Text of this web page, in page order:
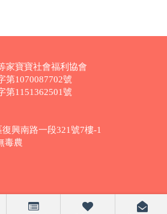
家寶寶社會福利協會
第1070087702號
第1151362501號
興南路一段321號7樓-1
毒農